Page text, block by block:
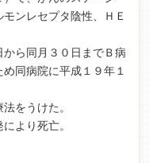
ンレセプタ陰性、ＨＥ
ら同月３０日までＢ病
同病院に平成１９年１
をうけた。
より死亡。